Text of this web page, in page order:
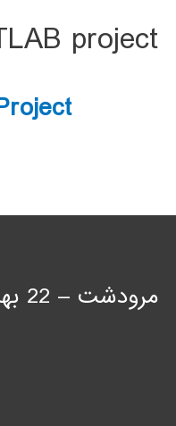
project
مرودشت – 22 بهمن شمالی